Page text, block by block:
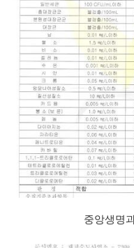
중앙생명